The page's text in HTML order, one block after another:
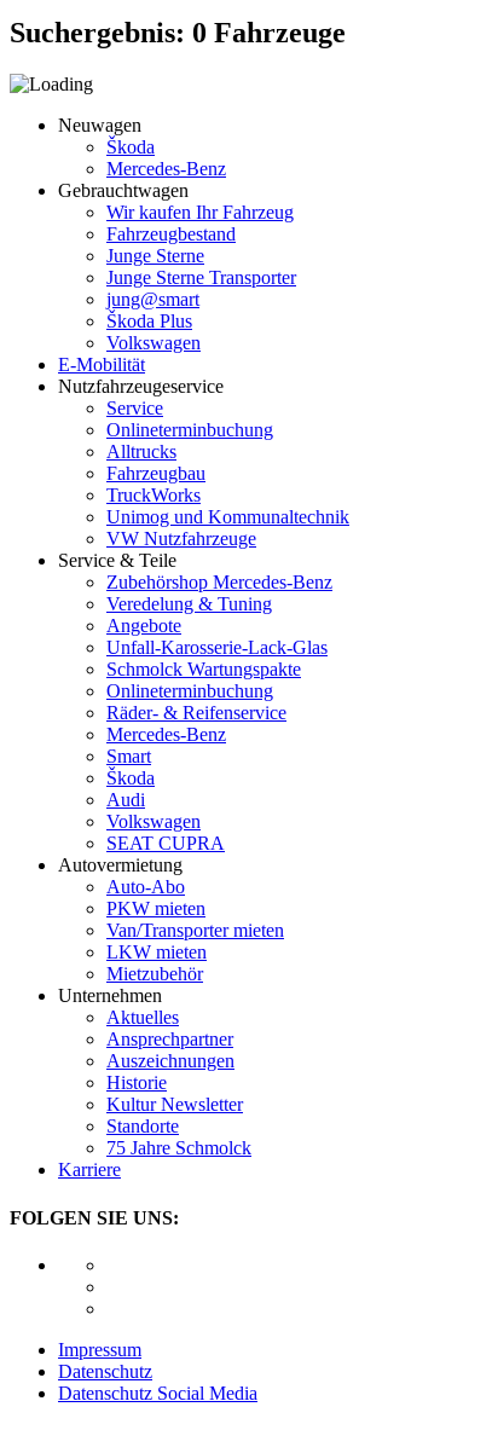
Suchergebnis: 0 Fahrzeuge
Neuwagen
Škoda
Mercedes-Benz
Gebrauchtwagen
Wir kaufen Ihr Fahrzeug
Fahrzeugbestand
Junge Sterne
Junge Sterne Transporter
jung@smart
Škoda Plus
Volkswagen
E-Mobilität
Nutzfahrzeugeservice
Service
Onlineterminbuchung
Alltrucks
Fahrzeugbau
TruckWorks
Unimog und Kommunaltechnik
VW Nutzfahrzeuge
Service & Teile
Zubehörshop Mercedes-Benz
Veredelung & Tuning
Angebote
Unfall-Karosserie-Lack-Glas
Schmolck Wartungspakte
Onlineterminbuchung
Räder- & Reifenservice
Mercedes-Benz
Smart
Škoda
Audi
Volkswagen
SEAT CUPRA
Autovermietung
Auto-Abo
PKW mieten
Van/Transporter mieten
LKW mieten
Mietzubehör
Unternehmen
Aktuelles
Ansprechpartner
Auszeichnungen
Historie
Kultur Newsletter
Standorte
75 Jahre Schmolck
Karriere
FOLGEN SIE UNS:
Impressum
Datenschutz
Datenschutz Social Media